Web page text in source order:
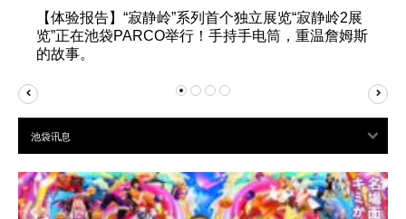
【体验报告】“寂静岭”系列首个独立展览“寂静岭2展
览”正在池袋PARCO举行！手持手电筒，重温詹姆斯
的故事。